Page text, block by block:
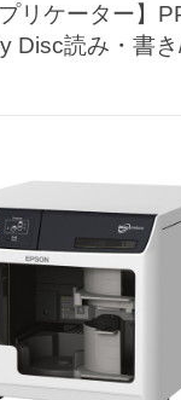
リケーター】
Disc読み・書